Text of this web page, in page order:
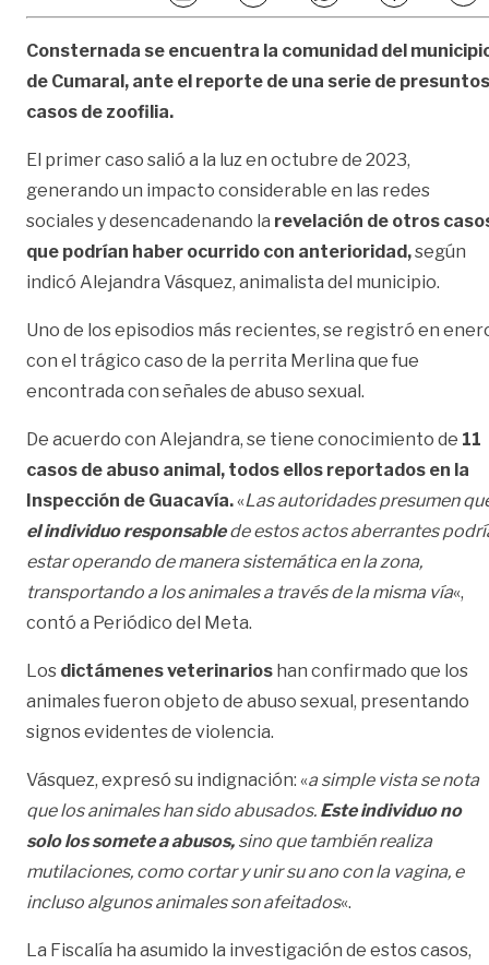
Consternada se encuentra la comunidad del
de Cumaral, ante el reporte de una serie de presuntos
casos de zoofilia.
El primer caso salió a la luz en octubre de 2023,
generando un impacto considerable en las redes
sociales y desencadenando la revelación de otros
que podrían haber ocurrido con anterioridad,según
indicó Alejandra Vásquez, animalista del municipio.
Uno de los episodios más recientes, se registró en
con el trágico caso de la perrita Merlina que fue
encontrada con señales de abuso sexual.
De acuerdo con Alejandra, se tiene conocimiento de 11
casos de abuso animal, todos ellos reportados en la
Inspección de Guacavía.«Las autoridades presumen
el individuo responsablede estos actos aberrantes
estar operando de manera sistemática en la zona,
transportando a los animales a través de la misma vía«,
contó a Periódico del Meta.
Los dictámenes veterinarios han confirmado que los
animales fueron objeto de abuso sexual, presentando
signos evidentes de violencia.
Vásquez, expresó su indignación: «a simple vista se nota
que los animales han sido abusados. Este individuo no
solo los somete a abusos, sino que también realiza
mutilaciones, como cortar y unir su ano con la vagina, e
incluso algunos animales son afeitados«.
La Fiscalía ha asumido la investigación de estos casos,